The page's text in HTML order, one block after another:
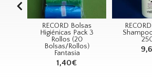
RECORD Bolsas
Higiénicas Pack 3
Rollos (20
Bolsas/Rollos)
RECORD Charme
Shampoo Derma+